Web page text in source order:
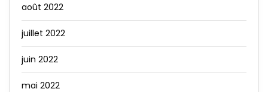
août 2022
juillet 2022
juin 2022
mai 2022